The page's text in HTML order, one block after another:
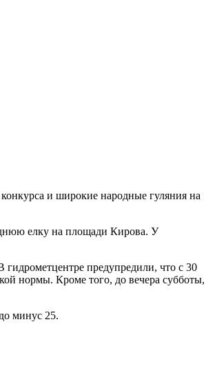
и широкие народные гуляния на
елку на площади Кирова. У
предупредили, что с 30
нормы. Кроме того, до вечера субботы,
минус 25.